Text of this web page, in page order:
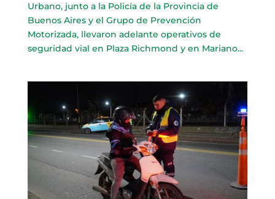
Urbano, junto a la Policía de la Provincia de
Buenos Aires y el Grupo de Prevención
Motorizada, llevaron adelante operativos de
seguridad vial en Plaza Richmond y en Mariano...